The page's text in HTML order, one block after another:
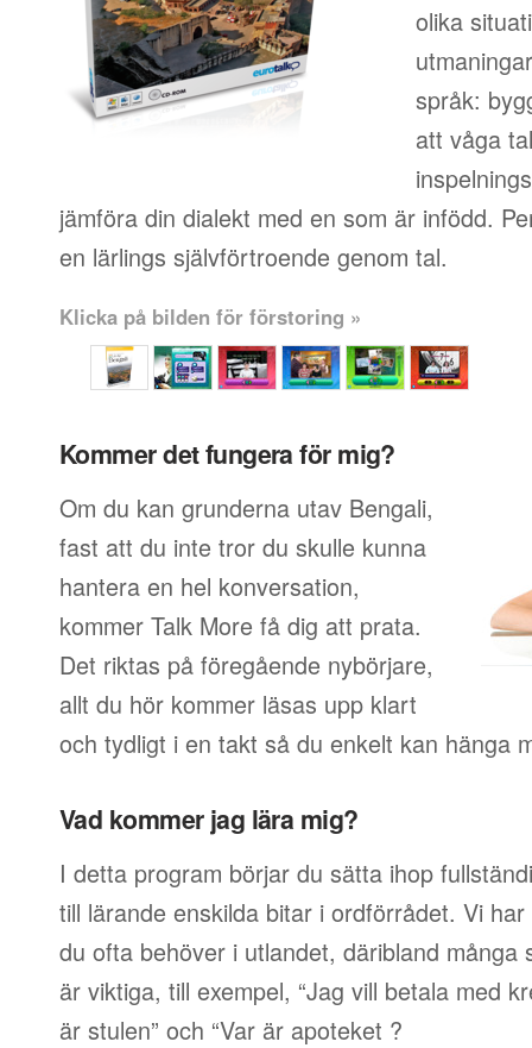
olika
språk:
att våga
jämföra din dialekt med en som är infödd.
en lärlings självförtroende genom tal.
Klicka på bilden för förstoring »
Kommer det fungera för mig?
Om du kan grunderna utav Bengali,
fast att du inte tror du skulle kunna
hantera en hel konversation,
kommer Talk More få dig att prata.
Det riktas på föregående nybörjare,
allt du hör kommer läsas upp klart
och tydligt i en takt så du enkelt kan hänga
Vad kommer jag lära mig?
I detta program börjar du sätta ihop
till lärande enskilda bitar i ordförrådet. Vi
du ofta behöver i utlandet, däribland många
är viktiga, till exempel, “Jag vill betala med
är stulen” och “Var är apoteket ?